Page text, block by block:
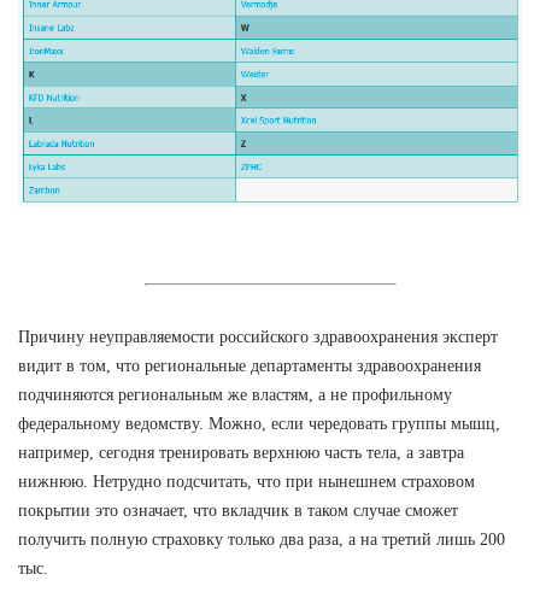
Причину неуправляемости российского здравоохранения эксперт
видит в том, что региональные департаменты здравоохранения
подчиняются региональным же властям, а не профильному
федеральному ведомству. Можно, если чередовать группы мышц,
например, сегодня тренировать верхнюю часть тела, а завтра
нижнюю. Нетрудно подсчитать, что при нынешнем страховом
покрытии это означает, что вкладчик в таком случае сможет
получить полную страховку только два раза, а на третий лишь 200
тыс.